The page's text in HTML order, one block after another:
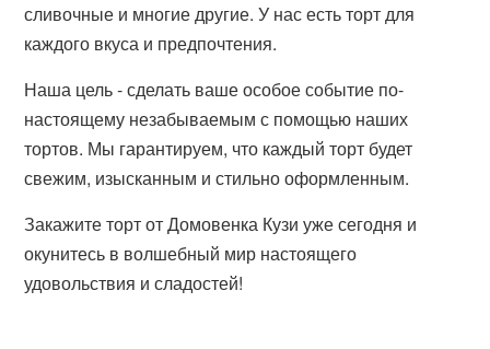
сливочные и многие другие. У нас есть торт для
каждого вкуса и предпочтения.
Наша цель - сделать ваше особое событие по-
настоящему незабываемым с помощью наших
тортов. Мы гарантируем, что каждый торт будет
свежим, изысканным и стильно оформленным.
Закажите торт от Домовенка Кузи уже сегодня и
окунитесь в волшебный мир настоящего
удовольствия и сладостей!